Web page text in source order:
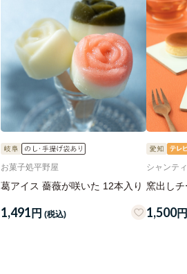
お菓子処平野屋
葛アイス 薔薇が咲いた 12本入り
1,491円 (税込)
シャンテ
窯出し
1,500円